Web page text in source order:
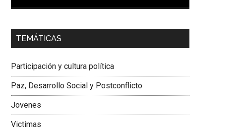
Dra. Carolina Corcho Mejía,
Latinoamericana Sur, Vicepresidenta Federación
TEMÁTICAS
Participación y cultura política
Paz, Desarrollo Social y Postconflicto
Jovenes
Victimas